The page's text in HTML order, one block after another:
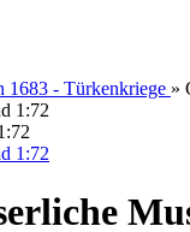
1683 - Türkenkriege »